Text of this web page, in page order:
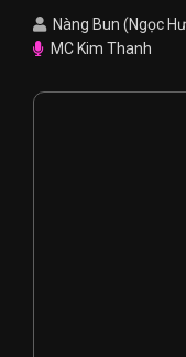
Nụ Hồng
Nàng Bun (Ngọc
MC Kim Thanh